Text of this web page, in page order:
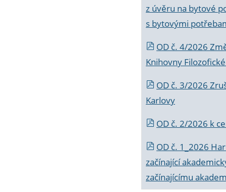
z úvěru na bytové
s bytovými
OD č. 4/2026
Knihovny
OD č. 3/2026
Karlovy
OD č. 2/2026 k
OD č. 1_2026
začínající
začínajícímu